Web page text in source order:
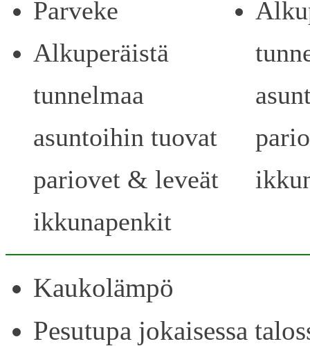
Parveke
Alkuperäistä
tunnelmaa
asuntoihin tuovat
pariovet & leveät
ikkunapenkit
Kaukolämpö
Pesutupa jokaisessa